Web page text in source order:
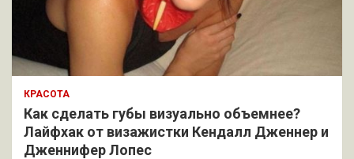
КРАСОТА
Как сделать губы визуально объемнее?
Лайфхак от визажистки Кендалл Дженнер и
Дженнифер Лопес